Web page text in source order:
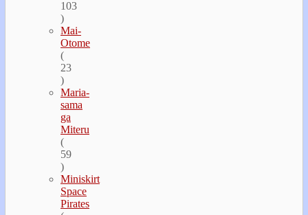
103
)
Mai-
Otome
(
23
)
Maria-
sama
ga
Miteru
(
59
)
Miniskirt
Space
Pirates